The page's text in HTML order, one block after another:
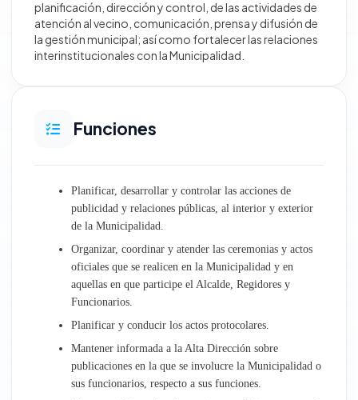
Desarrollo Territorial e Infraestructura
Oficinas generales
Atención al Ciudadano y Gestión Documentaria
Trámite Documentario
Archivo Central
Relaciones Públicas e Imagen Institucional
Administración
planificación, dirección y control, de las actividades de
atención al vecino, comunicación, prensa y difusión de
la gestión municipal; así como fortalecer las relaciones
interinstitucionales con la Municipalidad.
Funciones
Planificar, desarrollar y controlar las acciones de
publicidad y relaciones públicas, al interior y exterior
de la Municipalidad.
Organizar, coordinar y atender las ceremonias y actos
oficiales que se realicen en la Municipalidad y en
aquellas en que participe el Alcalde, Regidores y
Funcionarios.
Planificar y conducir los actos protocolares.
Mantener informada a la Alta Dirección sobre
publicaciones en la que se involucre la Municipalidad o
sus funcionarios, respecto a sus funciones.